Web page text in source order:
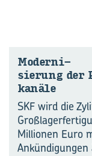
Moderni-​
sie­rung der
ka­nä­le
SKF wird die
Millionen Euro